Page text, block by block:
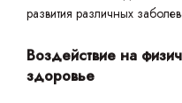
развития различных
Воздействие на
здоровье